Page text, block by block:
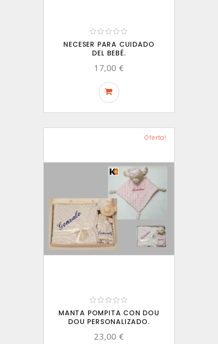
NECESER PARA CUIDADO
DEL BEBÉ.
17,00 €
Oferta!
MANTA POMPITA CON DOU
DOU PERSONALIZADO.
23,00 €